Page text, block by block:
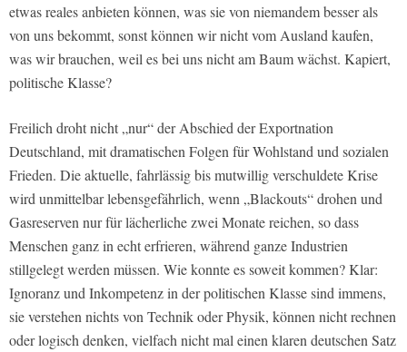
etwas reales anbieten können, was sie von niemandem besser als
von uns bekommt, sonst können wir nicht vom Ausland kaufen,
was wir brauchen, weil es bei uns nicht am Baum wächst. Kapiert,
politische Klasse?
Freilich droht nicht „nur“ der Abschied der Exportnation
Deutschland, mit dramatischen Folgen für Wohlstand und sozialen
Frieden. Die aktuelle, fahrlässig bis mutwillig verschuldete Krise
wird unmittelbar lebensgefährlich, wenn „Blackouts“ drohen und
Gasreserven nur für lächerliche zwei Monate reichen, so dass
Menschen ganz in echt erfrieren, während ganze Industrien
stillgelegt werden müssen. Wie konnte es soweit kommen? Klar:
Ignoranz und Inkompetenz in der politischen Klasse sind immens,
sie verstehen nichts von Technik oder Physik, können nicht rechnen
oder logisch denken, vielfach nicht mal einen klaren deutschen Satz